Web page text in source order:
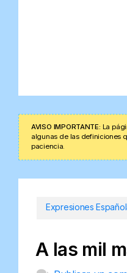
AVISO IMPORTANTE: La
algunas de las definiciones
paciencia.
Expresiones
A las mil